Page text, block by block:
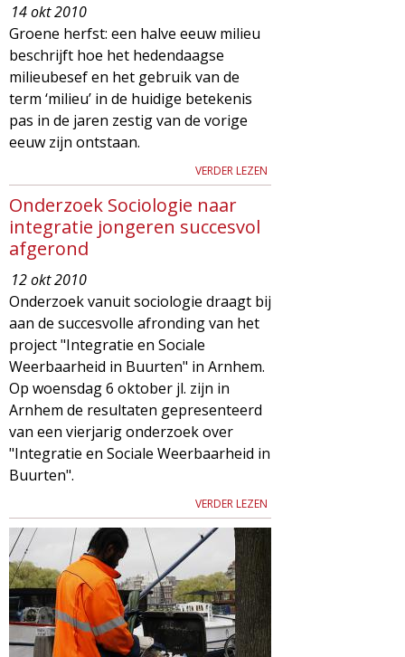
14 okt 2010
Groene herfst: een halve eeuw milieu
beschrijft hoe het hedendaagse
milieubesef en het gebruik van de
term ‘milieu’ in de huidige betekenis
pas in de jaren zestig van de vorige
eeuw zijn ontstaan.
VERDER LEZEN
Onderzoek Sociologie naar
integratie jongeren succesvol
afgerond
12 okt 2010
Onderzoek vanuit sociologie draagt bij
aan de succesvolle afronding van het
project "Integratie en Sociale
Weerbaarheid in Buurten" in Arnhem.
Op woensdag 6 oktober jl. zijn in
Arnhem de resultaten gepresenteerd
van een vierjarig onderzoek over
"Integratie en Sociale Weerbaarheid in
Buurten".
VERDER LEZEN